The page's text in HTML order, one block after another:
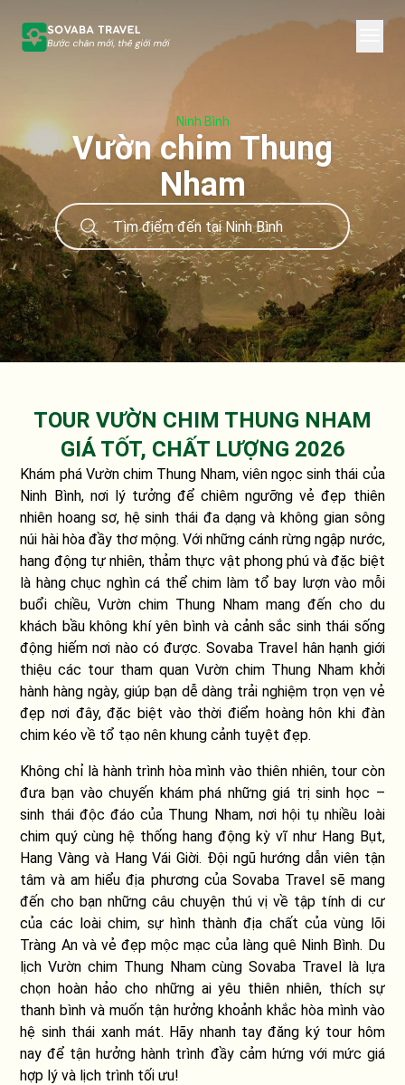
Ninh Bình
Vườn chim Thung
Nham
TOUR VƯỜN CHIM THUNG NHAM
GIÁ TỐT, CHẤT LƯỢNG 2026
Khám phá Vườn chim Thung Nham, viên ngọc sinh thái của
Ninh Bình, nơi lý tưởng để chiêm ngưỡng vẻ đẹp thiên
nhiên hoang sơ, hệ sinh thái đa dạng và không gian sông
núi hài hòa đầy thơ mộng. Với những cánh rừng ngập nước,
hang động tự nhiên, thảm thực vật phong phú và đặc biệt
là hàng chục nghìn cá thể chim làm tổ bay lượn vào mỗi
buổi chiều, Vườn chim Thung Nham mang đến cho du
khách bầu không khí yên bình và cảnh sắc sinh thái sống
động hiếm nơi nào có được. Sovaba Travel hân hạnh giới
thiệu các tour tham quan Vườn chim Thung Nham khởi
hành hàng ngày, giúp bạn dễ dàng trải nghiệm trọn vẹn vẻ
đẹp nơi đây, đặc biệt vào thời điểm hoàng hôn khi đàn
chim kéo về tổ tạo nên khung cảnh tuyệt đẹp.
Không chỉ là hành trình hòa mình vào thiên nhiên, tour còn
đưa bạn vào chuyến khám phá những giá trị sinh học –
sinh thái độc đáo của Thung Nham, nơi hội tụ nhiều loài
chim quý cùng hệ thống hang động kỳ vĩ như Hang Bụt,
Hang Vàng và Hang Vái Giời. Đội ngũ hướng dẫn viên tận
tâm và am hiểu địa phương của Sovaba Travel sẽ mang
đến cho bạn những câu chuyện thú vị về tập tính di cư
của các loài chim, sự hình thành địa chất của vùng lõi
Tràng An và vẻ đẹp mộc mạc của làng quê Ninh Bình. Du
lịch Vườn chim Thung Nham cùng Sovaba Travel là lựa
chọn hoàn hảo cho những ai yêu thiên nhiên, thích sự
thanh bình và muốn tận hưởng khoảnh khắc hòa mình vào
hệ sinh thái xanh mát. Hãy nhanh tay đăng ký tour hôm
nay để tận hưởng hành trình đầy cảm hứng với mức giá
hợp lý và lịch trình tối ưu!